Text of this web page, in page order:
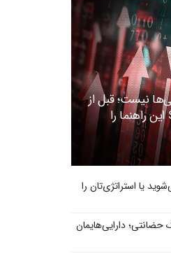
نیست؛ قبل از
خرید اپل، انویدیا یا S&P 500 این راهنما را
یا استراتژی‌تان را
دارایی‌هایمان